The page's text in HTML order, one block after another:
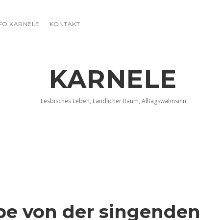
KARNELE KONTAKT
KARNELE
Lesbisches Leben, Ländlicher Raum, Alltagswahnsinn
von der singenden